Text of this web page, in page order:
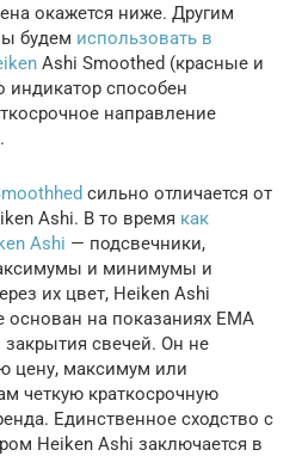
окажется ниже. Другим
будем использовать в
Ashi Smoothed (красные и
индикатор способен
направление
сильно отличается от
Ashi. В то время как
Ashi — подсвечники,
и минимумы и
их цвет, Heiken Ashi
на показаниях EMA
свечей. Он не
цену, максимум или
четкую краткосрочную
Единственное сходство с
Heiken Ashi заключается в